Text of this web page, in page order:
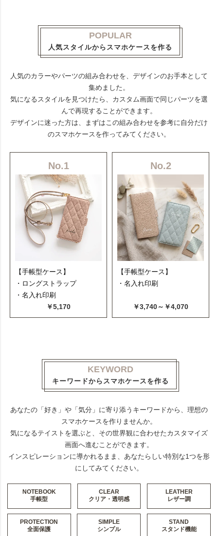
POPULAR
人気スタイルからスマホケースを作る
人気のカラーやパーツの組み合わせを、デザインのお手本として
集めました。
気になるスタイルを見つけたら、カスタム画面で同じパーツを選
んで再現することができます。
デザインに迷った方は、まずはこの組み合わせを参考に自分だけ
のスマホケースを作ってみてください。
No.1
【手帳型ケース】
・ロングストラップ
・名入れ印刷
￥5,170
No.2
【手帳型ケース】
・名入れ印刷
￥3,740～￥4,070
KEYWORD
キーワードからスマホケースを作る
あなたの「好き」や「気分」に寄り添うキーワードから、理想の
スマホケースを作りませんか。
気になるテイストを選ぶと、その世界観に合わせたカスタマイズ
画面へ進むことができます。
インスピレーションに導かれるまま、あなたらしい特別な1つを形
にしてみてください。
NOTEBOOK
手帳型
CLEAR
クリア・透明感
LEATHER
レザー調
PROTECTION
全面保護
SIMPLE
シンプル
STAND
スタンド機能